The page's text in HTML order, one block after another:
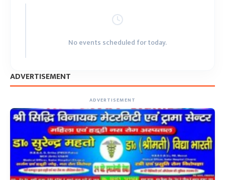
No events scheduled for today.
ADVERTISEMENT
ADVERTISEMENT